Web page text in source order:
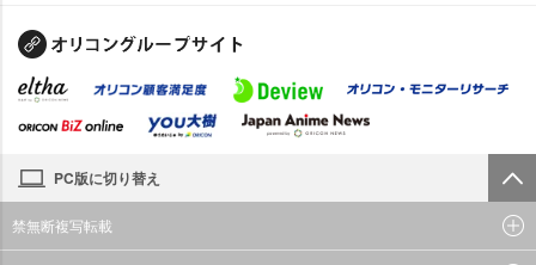
PC版に切り替え
禁無断複写転載